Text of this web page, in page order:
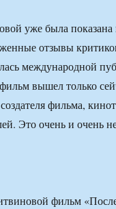
уже была
отзывы
международной
вышел только
фильма,
Это очень и очень
фильм